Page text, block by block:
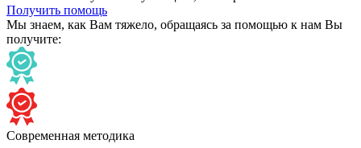
Получить помощь
Мы знаем, как Вам тяжело, обращаясь за помощью к нам Вы
получите:
Современная методика